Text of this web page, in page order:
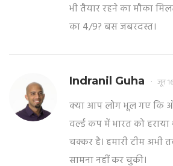
भी तैयार रहने का मौका
का 4/9? बस जबरदस्त।
Indranil Guha जून
क्या आप लोग भूल गए कि
वर्ल्ड कप में भारत को
चक्कर है। हमारी टीम अभी
सामना नहीं कर चुकी।